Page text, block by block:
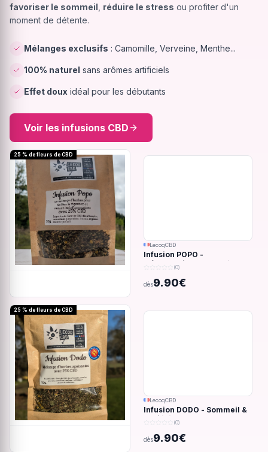
favoriser le sommeil réduire le stress ou profiter d'un
moment de détente.
Mélanges exclusifs : Camomille, Verveine, Menthe...
100% naturel sans arômes artificiels
Effet doux idéal pour les débutants
Voir les infusions CBD
25 % de fleurs de CBD
LecoqCBD
Infusion POPO -
Inflammations du système
digestif - 32g
(0)
dès9.90€
25 % de fleurs de CBD
LecoqCBD
Infusion DODO - Sommeil &
anxiété - 32g
(0)
dès9.90€